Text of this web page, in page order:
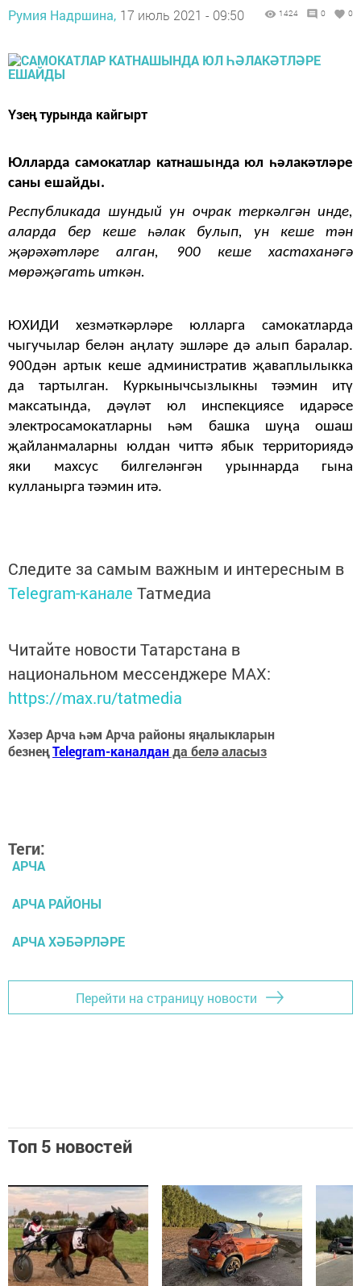
Румия Надршина, 17 июль 2021 - 09:50 1424 0 0
Үзең турында кайгырт
Юлларда самокатлар катнашында юл һәлакәтләре
саны ешайды.
Республикада шундый ун очрак теркәлгән инде,
аларда бер кеше һәлак булып, ун кеше тән
җәрәхәтләре алган, 900 кеше хастаханәгә
мөрәҗәгать иткән.
ЮХИДИ хезмәткәрләре юлларга самокатларда
чыгучылар белән аңлату эшләре дә алып баралар.
900дән артык кеше административ җаваплылыкка
да тартылган. Куркынычсызлыкны тәэмин итү
максатында, дәүләт юл инспекциясе идарәсе
электросамокатларны һәм башка шуңа ошаш
җайланмаларны юлдан читтә ябык территориядә
яки махсус билгеләнгән урыннарда гына
кулланырга тәэмин итә.
Следите за самым важным и интересным в
Telegram-канале Татмедиа
Читайте новости Татарстана в
национальном мессенджере MАХ:
https://max.ru/tatmedia
Хәзер Арча һәм Арча районы яңалыкларын
безнеңTelegram-каналданда белә аласыз
Теги:
АРЧА
АРЧА РАЙОНЫ
АРЧА ХӘБӘРЛӘРЕ
Перейти на страницу новости
Топ 5 новостей